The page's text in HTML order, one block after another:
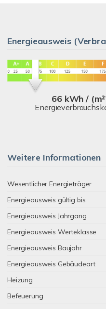
Energieausweis
66 kWh /
Weitere Informationen
Wesentlicher Energieträger
Energieausweis gültig bis
Energieausweis Jahrgang
Energieausweis Werteklasse
Energieausweis Baujahr
Energieausweis Gebäudeart
Heizung
Befeuerung